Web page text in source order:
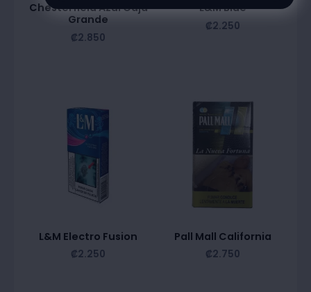
Chesterfield Azul Caja
Grande
₡2.850
L&M Blue
₡2.250
L&M Electro Fusion
₡2.250
Pall Mall California
₡2.750